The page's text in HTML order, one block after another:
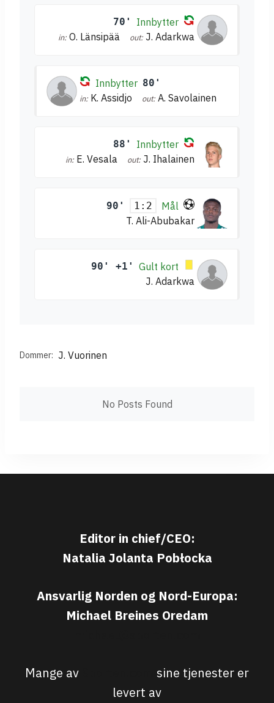
70' Innbytter
in: O. Länsipää out: J. Adarkwa
Innbytter 80'
in: K. Assidjo out: A. Savolainen
88' Innbytter
in: E. Vesala out: J. Ihalainen
90' 1:2
Mål
T. Ali-Abubakar
90' +1'
Gult kort
J. Adarkwa
Dommer: J. Vuorinen
No Posts Found
Editor in chief/CEO:
Natalia Jolanta Pobłocka
Ansvarlig Norden og Nord-Europa:
Michael Breines Oredam
Mange av
sine tjenester er
levert av